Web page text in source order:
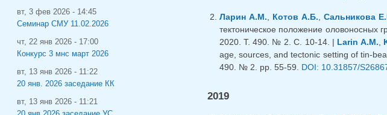
Ларин А.М., Котов А.Б., Сальникова
тектоническое положение оловоносных
2020. Т. 490. № 2. С. 10-14. | Larin A.M.,
age, sources, and tectonic setting of tin-
490. № 2. pp. 55-59. DOI: 10.31857/
2019
вт, 3 фев 2026 - 14:45
Семинар СМУ 11.02.2026
чт, 22 янв 2026 - 17:00
Конкурс 3 мнс март 2026
вт, 13 янв 2026 - 11:22
20 янв. 2026 заседание КК
вт, 13 янв 2026 - 11:21